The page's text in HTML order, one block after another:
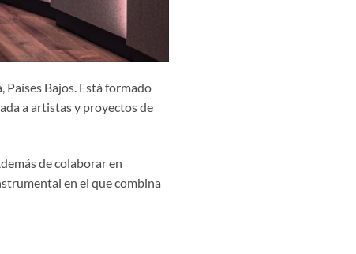
Países Bajos. Está formado
a artistas y proyectos de
de colaborar en
en el que combina